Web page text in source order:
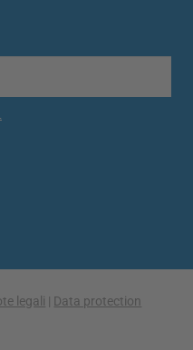
legali | Data protection